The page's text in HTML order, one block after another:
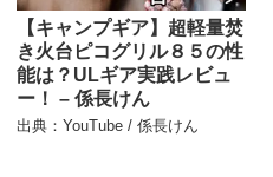
【キャンプギア】超軽量焚
き火台ピコグリル８５の性
能は？ULギア実践レビュ
ー！ – 係長けん
出典：YouTube / 係長けん